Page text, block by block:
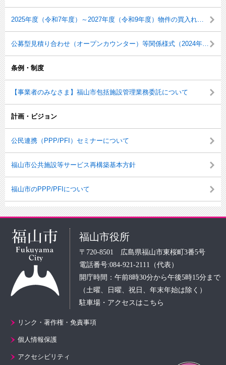
2025年度（令和7年度）～2027年度（令和9年度）物件の買入れ等の入札（見積）参加資格審査申請の追加受付について（2026年3月19日更新）
公募型見積り合わせ（オープンカウンター）等関係様式（2024年8月27日更新）
条例・制度
【事業者のみなさま】福山市包括施設管理業務委託について
計画・ビジョン
公民連携（PPP/PFI）セミナーについて
福山市公共施設等サービス再構築基本方針
福山市のPPP/PFIについて
福山市役所
〒720-8501 広島県福山市東桜町3番5号
電話番号:084-921-2111（代表）
開庁時間：午前8時30分から午後5時15分まで
（土曜、日曜、祝日、年末年始は除く）
駐車場・アクセスはこちら
リンク・著作権・免責事項
個人情報保護
アクセシビリティ